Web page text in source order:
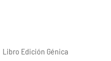
Libro Edición Génica